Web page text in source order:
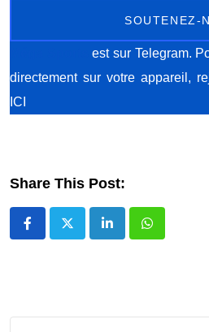
SOUTENEZ-
est sur Telegram.
directement sur votre appareil,
ICI
Share This Post:
LinkedIn Whatsapp